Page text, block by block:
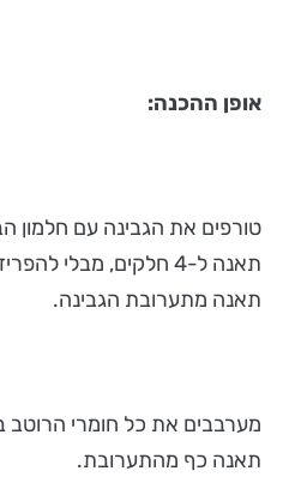
אופן ההכנה:
טורפים את הגבינה עם חלמון
תאנה ל-4 חלקים, מבלי
תאנה מתערובת הגבינה.
מערבבים את כל חומרי הרוטב
תאנה כף מהתערובת.